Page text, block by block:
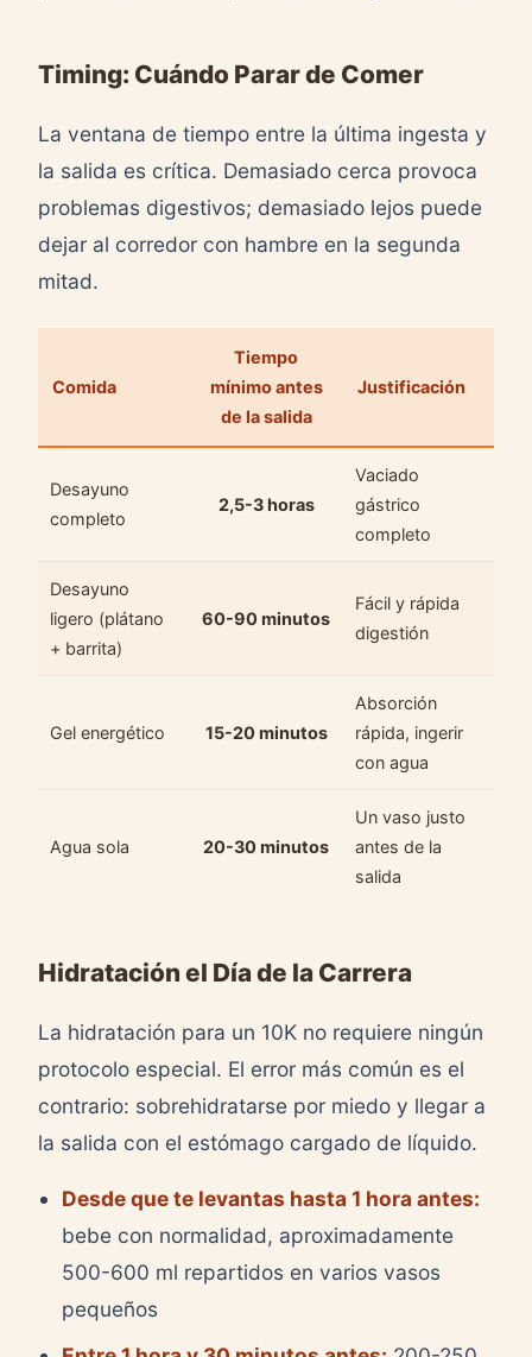
Timing: Cuándo Parar de Comer
La ventana de tiempo entre la última ingesta y
la salida es crítica. Demasiado cerca provoca
problemas digestivos; demasiado lejos puede
dejar al corredor con hambre en la segunda
mitad.
Comida
Tiempo
mínimo antes
de la salida
Justificación
Desayuno
completo
2,5-3 horas
Vaciado
gástrico
completo
Desayuno
ligero (plátano
+ barrita)
60-90 minutos
Fácil y rápida
digestión
Gel energético 15-20 minutos
Absorción
rápida, ingerir
con agua
Agua sola 20-30 minutos
Un vaso justo
antes de la
salida
Hidratación el Día de la Carrera
La hidratación para un 10K no requiere ningún
protocolo especial. El error más común es el
contrario: sobrehidratarse por miedo y llegar a
la salida con el estómago cargado de líquido.
Desde que te levantas hasta 1 hora antes:
bebe con normalidad, aproximadamente
500-600 ml repartidos en varios vasos
pequeños